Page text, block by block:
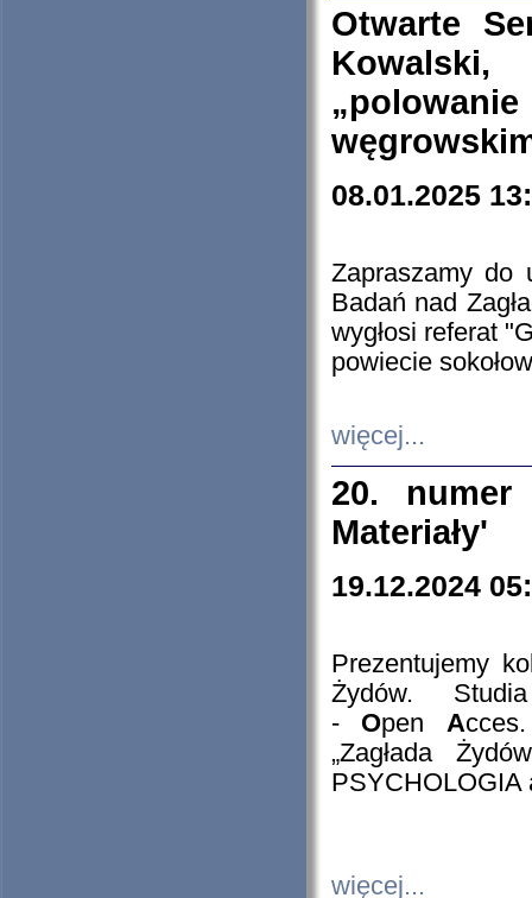
Otwarte
08.01.2025
Zapraszamy do
Badań nad
wygłosi referat
powiecie
więcej...
20. numer
Materiały'
19.12.2024
Prezentujemy
Żydów.
- Open A
„Zagłada
PSYCHOLOGIA
więcej...